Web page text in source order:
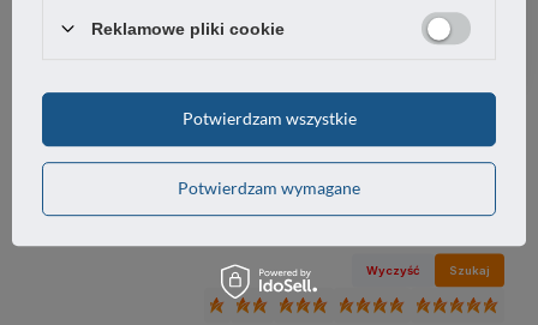
Jak zbieramy opinie?
Opinie klientów
Wyczyść Szukaj
Reklamowe pliki cookie
Potwierdzam wymagane
Potwierdzam wszystkie